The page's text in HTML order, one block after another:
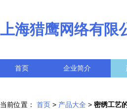
上海猎鹰网络有限
首页 企业简介
当前位置： 首页 > 产品大全 > 密绣工艺